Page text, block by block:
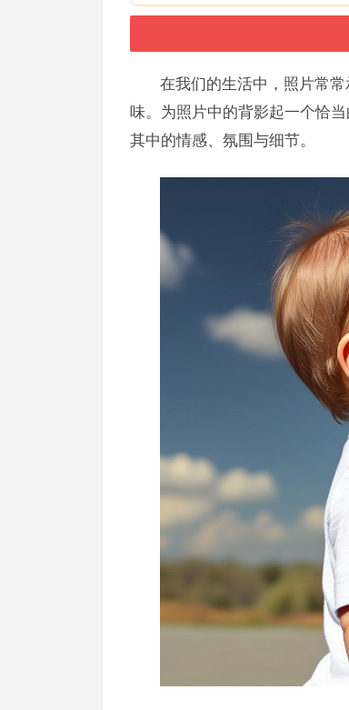
在我们的生活中，照片常
味。为照片中的背影起一个恰
其中的情感、氛围与细节。